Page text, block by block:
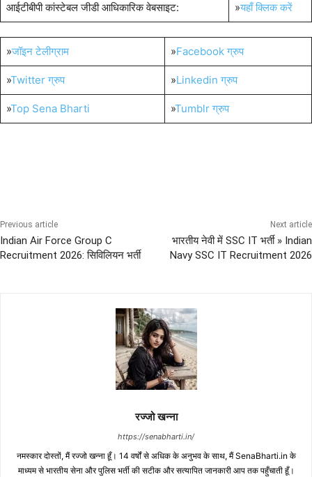
आईटीबीपी कांस्टेबल जीडी आधिकारिक वेबसाइट: »यहाँ क्लिक करें
»जॉइन टेलीग्राम »Facebook ग्रुप
»Twitter ग्रुप »Linkedin ग्रुप
»Top Sena Bharti »Tumblr ग्रुप
Previous article
Indian Air Force Group C
Recruitment 2026: सिविलियन भर्ती
Next article
भारतीय नेवी में SSC IT भर्ती » Indian
Navy SSC IT Recruitment 2026
रज्जो खन्ना
https://senabharti.in/
नमस्कार दोस्तों, मैं रज्जो खन्ना हूँ। 14 वर्षों से अधिक के अनुभव के साथ, मैं SenaBharti.in के
माध्यम से भारतीय सेना और पुलिस भर्ती की सटीक और सत्यापित जानकारी आप तक पहुँचाती हूँ।